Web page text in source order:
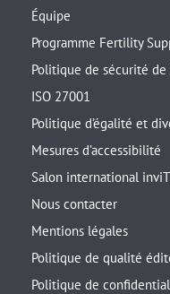
Équipe
Programme Fertility
Politique de sécurité de
ISO 27001
Politique d’égalité et
Mesures d’accessibilité
Salon international
Nous contacter
Mentions légales
Politique de qualité
Politique de